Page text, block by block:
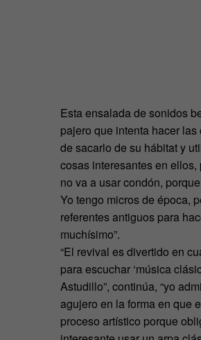
Esta ensalada de sonidos
pajero que intenta hacer
de sacarlo de su hábitat y
cosas interesantes en
no va a usar condón,
Yo tengo micros de época,
referentes antiguos para
muchísimo”.
“El revival es divertido en
para escuchar ‘música
Astudillo”, continúa, “yo
agujero en la forma en que
proceso artístico porque